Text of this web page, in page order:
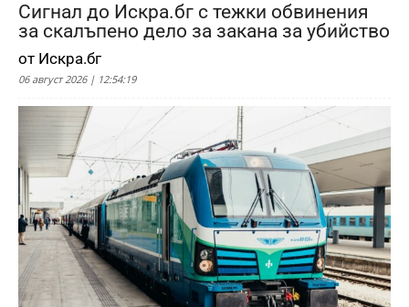
Сигнал до Искра.бг с тежки обвинения
за скалъпено дело за закана за убийство
от Искра.бг
06 август 2026 | 12:54:19